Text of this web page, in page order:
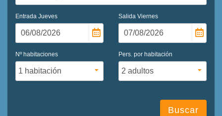
Entrada Jueves Salida Viernes
Nº habitaciones Pers. por habitación
Buscar